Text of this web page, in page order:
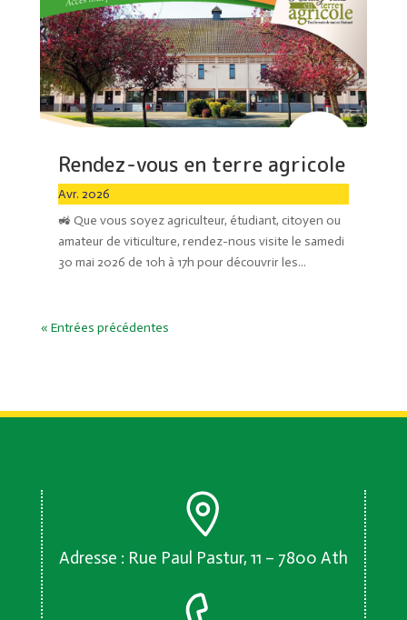
Rendez-vous en terre agricole
Avr. 2026
🚜 Que vous soyez agriculteur, étudiant, citoyen ou
amateur de viticulture, rendez-nous visite le samedi
30 mai 2026 de 10h à 17h pour découvrir les...
« Entrées précédentes
Adresse : Rue Paul Pastur, 11 – 7800 Ath